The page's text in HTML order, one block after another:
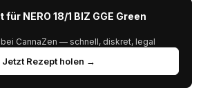
NERO 18/1 BIZ GGE Green
CannaZen — schnell, diskret, legal
Jetzt Rezept holen →